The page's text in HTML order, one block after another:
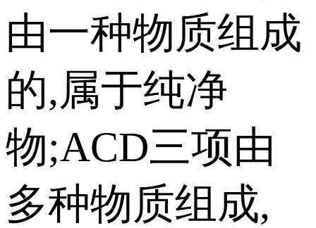
由一种物质组成
的,属于纯净
物;ACD三项由
多种物质组成,